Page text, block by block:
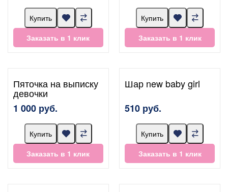
Купить
Заказать в 1 клик
Купить
Заказать в 1 клик
Пяточка на выписку
девочки
1 000 руб.
Купить
Заказать в 1 клик
Шар new baby girl
510 руб.
Купить
Заказать в 1 клик